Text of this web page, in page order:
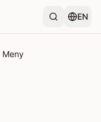
EN
Meny